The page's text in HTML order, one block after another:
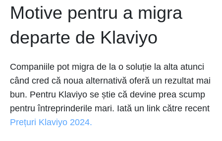
Motive pentru a migra
departe de Klaviyo
Companiile pot migra de la o soluție la alta atunci
când cred că noua alternativă oferă un rezultat mai
bun. Pentru Klaviyo se știe că devine prea scump
pentru întreprinderile mari. Iată un link către recent
Prețuri Klaviyo 2024.